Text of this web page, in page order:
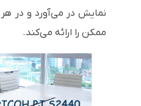
نمایش در می‌آورد و در
ممکن را ارائه می‌کند.